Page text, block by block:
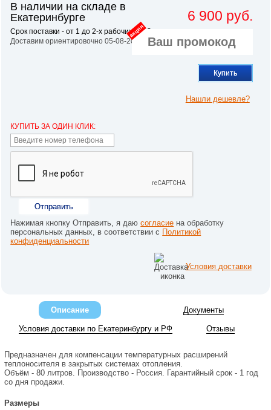
В наличии на складе в
Екатеринбурге
Срок поставки - от 1 до 2-х рабочих дней.
Доставим ориентировочно 05-08-2026
6 900 руб.
акция
Купить
Нашли дешевле?
КУПИТЬ ЗА ОДИН КЛИК:
Отправить
Нажимая кнопку Отправить, я даюсогласие на обработку
персональных данных, в соответствии с Политикой
конфиденциальности
Условия доставки
Описание Документы
Условия доставки по Екатеринбургу и РФ Отзывы
Предназначен для компенсации температурных расширений
теплоносителя в закрытых системах отопления.
Объём - 80 литров. Производство - Россия. Гарантийный срок - 1 год
со дня продажи.
Размеры